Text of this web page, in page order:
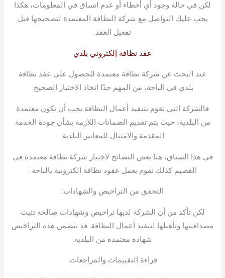
لكن في حالة وجود أي أخطاء أو عدم اتساق في المعلومات، هكذا
يجب عليك التواصل مع شركة النظافة المعتمدة لتصحيحها قبل
تفعيل العقد.
عقد نظافة إلكتروني بلدي
عند البحث عن شركة نظافة معتمدة للحصول على عقد نظافة
بلدي في الباحة، من المهم جدًا اتخاذ الاختيار الصحيح.
فالشركة التي تقوم بتنفيذ أعمال النظافة يجب أن تكون معتمدة
من البلدية، حيث يتم تقديم الضمانات اللازمة بشأن جودة الخدمة
المقدمة والامتثال للمعايير البلدية.
في هذا السياق، هنا بعض النصائح لاختيار شركة نظافة معتمدة في
القصيم كذلك نقوم بعمل عقود نظافة الكترونية بالباحة :
التحقق من التراخيص والشهادات:
لكن تأكد من أن الشركة لديها تراخيص وشهادات صالحة تثبت
مصداقيتها وتأهيلها لتنفيذ أعمال النظافة. قد تتضمن هذه التراخيص
شهادة معتمدة من البلدية.
قراءة التقييمات والمراجعات: